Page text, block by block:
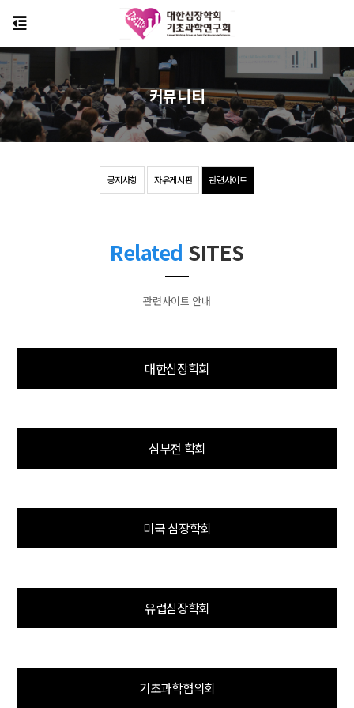
공지사항 자유게시판 관련사이트
커뮤니티
Related SITES
관련사이트 안내
대한심장학회
심부전 학회
미국 심장학회
유럽심장학회
기초과학협의회